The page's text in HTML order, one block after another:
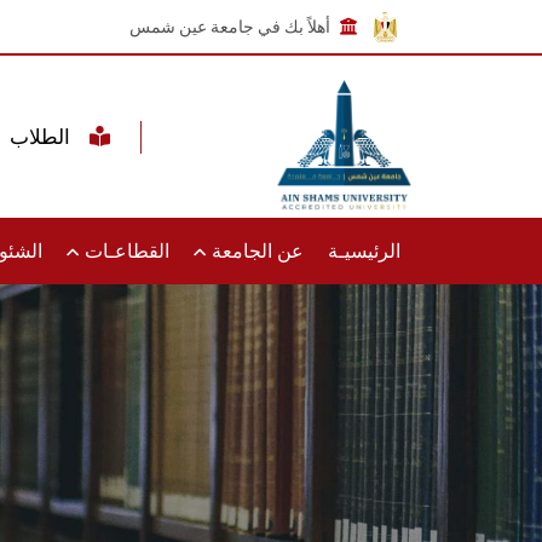
أهلاً بك في جامعة عين شمس
الرئيسيـة عن الجامعة القطاعـات